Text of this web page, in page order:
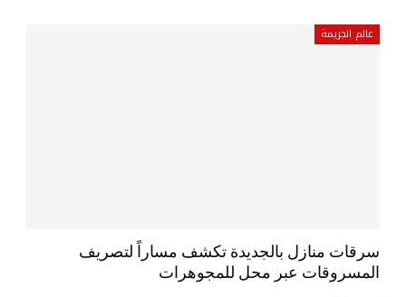
عالم الجريمة
سرقات منازل بالجديدة تكشف مساراً لتصريف
المسروقات عبر محل للمجوهرات